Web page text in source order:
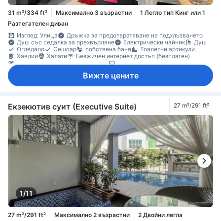
31 m²/334 ft² Максимално 3 възрастни
1 Легло тип Кинг или 1
Разтегателен диван
Изглед: Улица
Дръжка за предотвратяване на подхлъзването
Душ със седалка за прехвърляне
Електрически чайник
Душ
Огледало
Сешоар собствена баня
Тоалетни артикули
Хавлии
Халати
Безжичен интернет достъп (безплатен)
Достъп до интернет (безжичен)
Сателитна/кабелна телевизия
Ел. контакт близо до леглото
Машина за кафе/чай
Микровълнова фурна
Хладилник
Ежедневно почистване
Бюро Диван
Кофи за боклук
Под с плочки/мрамор
Прозорец
Гардеробна
Стойка за дрехи
Съоръжения за гладене
Достъпно по стълбище
Достъпно чрез асансьор
Пожарогасител
Сейф в стаята
Функция за защита/сигурност
Шкафче с ключ
Вижте цените
Екзекютив суит (Executive Suite) 27 m²/291 ft²
1/11
27 m²/291 ft² Максимално 2 възрастни
2 Двойни легла